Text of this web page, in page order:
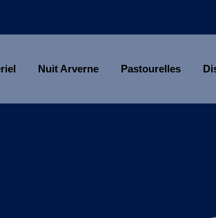
Nuit Arverne Pastourelles